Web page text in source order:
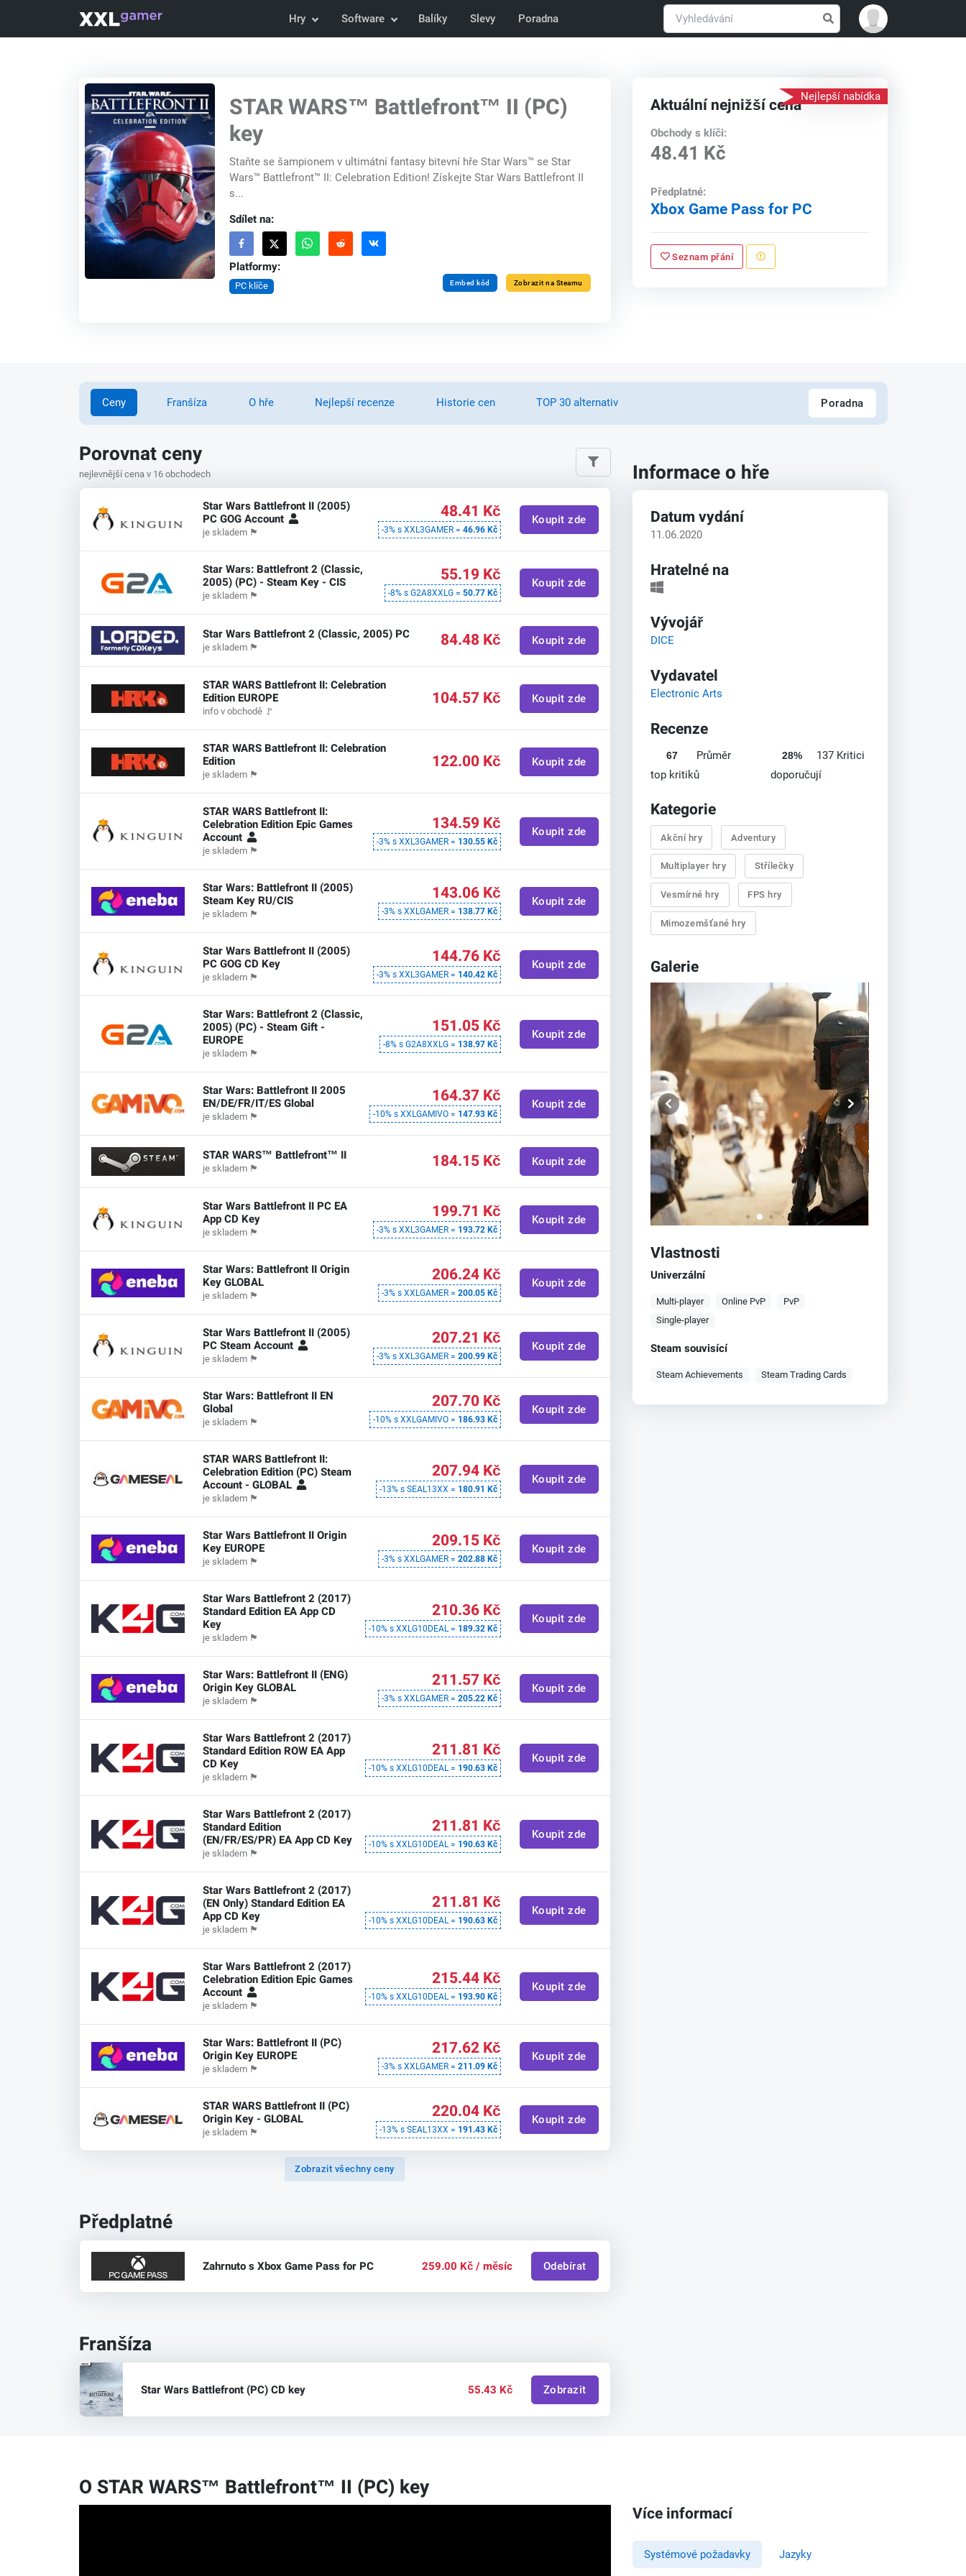
Hry Software Balíky Slevy Poradna
STAR WARS™ Battlefront™ II (PC)
key
Staňte se šampionem v ultimátní fantasy bitevní hře Star Wars™ se Star
Wars™ Battlefront™ II: Celebration Edition! Získejte Star Wars Battlefront II
s...
Sdílet na:
Platformy:
PC klíče Embed kód Zobrazit na Steamu
Nejlepší nabídka
Aktuální nejnižší cena
Obchody s klíči:
48.41 Kč
Předplatné:
Xbox Game Pass for PC
Seznam přání
Ceny Franšíza O hře Nejlepší recenze Historie cen TOP 30 alternativ Poradna
Porovnat ceny
nejlevnější cena v 16 obchodech
Star Wars Battlefront II (2005)
PC GOG Account
je skladem 🏴
48.41 Kč
-3% s XXL3GAMER = 46.96 Kč
Koupit zde
Star Wars: Battlefront 2 (Classic,
2005) (PC) - Steam Key - CIS
je skladem 🏴
55.19 Kč
-8% s G2A8XXLG = 50.77 Kč
Koupit zde
Star Wars Battlefront 2 (Classic, 2005) PC
je skladem 🏴 84.48 Kč Koupit zde
STAR WARS Battlefront II: Celebration
Edition EUROPE
info v obchodě 🚩
104.57 Kč Koupit zde
STAR WARS Battlefront II: Celebration
Edition
je skladem 🏴
122.00 Kč Koupit zde
STAR WARS Battlefront II:
Celebration Edition Epic Games
Account
je skladem 🏴
134.59 Kč
-3% s XXL3GAMER = 130.55 Kč
Koupit zde
Star Wars: Battlefront II (2005)
Steam Key RU/CIS
je skladem 🏴
143.06 Kč
-3% s XXLGAMER = 138.77 Kč
Koupit zde
Star Wars Battlefront II (2005)
PC GOG CD Key
je skladem 🏴
144.76 Kč
-3% s XXL3GAMER = 140.42 Kč
Koupit zde
Star Wars: Battlefront 2 (Classic,
2005) (PC) - Steam Gift -
EUROPE
je skladem 🏴
151.05 Kč
-8% s G2A8XXLG = 138.97 Kč
Koupit zde
Star Wars: Battlefront II 2005
EN/DE/FR/IT/ES Global
je skladem 🏴
164.37 Kč
-10% s XXLGAMIVO = 147.93 Kč
Koupit zde
STAR WARS™ Battlefront™ II
je skladem 🏴 184.15 Kč Koupit zde
Star Wars Battlefront II PC EA
App CD Key
je skladem 🏴
199.71 Kč
-3% s XXL3GAMER = 193.72 Kč
Koupit zde
Star Wars: Battlefront II Origin
Key GLOBAL
je skladem 🏴
206.24 Kč
-3% s XXLGAMER = 200.05 Kč
Koupit zde
Star Wars Battlefront II (2005)
PC Steam Account
je skladem 🏴
207.21 Kč
-3% s XXL3GAMER = 200.99 Kč
Koupit zde
Star Wars: Battlefront II EN
Global
je skladem 🏴
207.70 Kč
-10% s XXLGAMIVO = 186.93 Kč
Koupit zde
STAR WARS Battlefront II:
Celebration Edition (PC) Steam
Account - GLOBAL
je skladem 🏴
207.94 Kč
-13% s SEAL13XX = 180.91 Kč
Koupit zde
Star Wars Battlefront II Origin
Key EUROPE
je skladem 🏴
209.15 Kč
-3% s XXLGAMER = 202.88 Kč
Koupit zde
Star Wars Battlefront 2 (2017)
Standard Edition EA App CD
Key
je skladem 🏴
210.36 Kč
-10% s XXLG10DEAL = 189.32 Kč
Koupit zde
Star Wars: Battlefront II (ENG)
Origin Key GLOBAL
je skladem 🏴
211.57 Kč
-3% s XXLGAMER = 205.22 Kč
Koupit zde
Star Wars Battlefront 2 (2017)
Standard Edition ROW EA App
CD Key
je skladem 🏴
211.81 Kč
-10% s XXLG10DEAL = 190.63 Kč
Koupit zde
Star Wars Battlefront 2 (2017)
Standard Edition
(EN/FR/ES/PR) EA App CD Key
je skladem 🏴
211.81 Kč
-10% s XXLG10DEAL = 190.63 Kč
Koupit zde
Star Wars Battlefront 2 (2017)
(EN Only) Standard Edition EA
App CD Key
je skladem 🏴
211.81 Kč
-10% s XXLG10DEAL = 190.63 Kč
Koupit zde
Star Wars Battlefront 2 (2017)
Celebration Edition Epic Games
Account
je skladem 🏴
215.44 Kč
-10% s XXLG10DEAL = 193.90 Kč
Koupit zde
Star Wars: Battlefront II (PC)
Origin Key EUROPE
je skladem 🏴
217.62 Kč
-3% s XXLGAMER = 211.09 Kč
Koupit zde
STAR WARS Battlefront II (PC)
Origin Key - GLOBAL
je skladem 🏴
220.04 Kč
-13% s SEAL13XX = 191.43 Kč
Koupit zde
Zobrazit všechny ceny
Předplatné
Zahrnuto s Xbox Game Pass for PC 259.00 Kč / měsíc Odebírat
Franšíza
Star Wars Battlefront (PC) CD key 55.43 Kč Zobrazit
Informace o hře
Datum vydání
11.06.2020
Hratelné na
Vývojář
DICE
Vydavatel
Electronic Arts
Recenze
67
Průměr
top kritiků
28%
137 Kritici
doporučují
Kategorie
Akční hry Adventury
Multiplayer hry Střílečky
Vesmírné hry FPS hry
Mimozemšťané hry
Galerie
Vlastnosti
Univerzální
Multi-player Online PvP
PvP
Single-player
Steam souvisící
Steam Achievements Steam Trading Cards
O STAR WARS™ Battlefront™ II (PC) key
Více informací
Systémové požadavky Jazyky